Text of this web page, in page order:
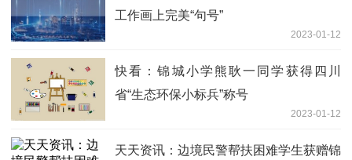
工作画上完美“句号”
2023-01-12
快看：锦城小学熊耿一同学获得四川
省“生态环保小标兵”称号
2023-01-12
天天资讯：边境民警帮扶困难学生获赠锦